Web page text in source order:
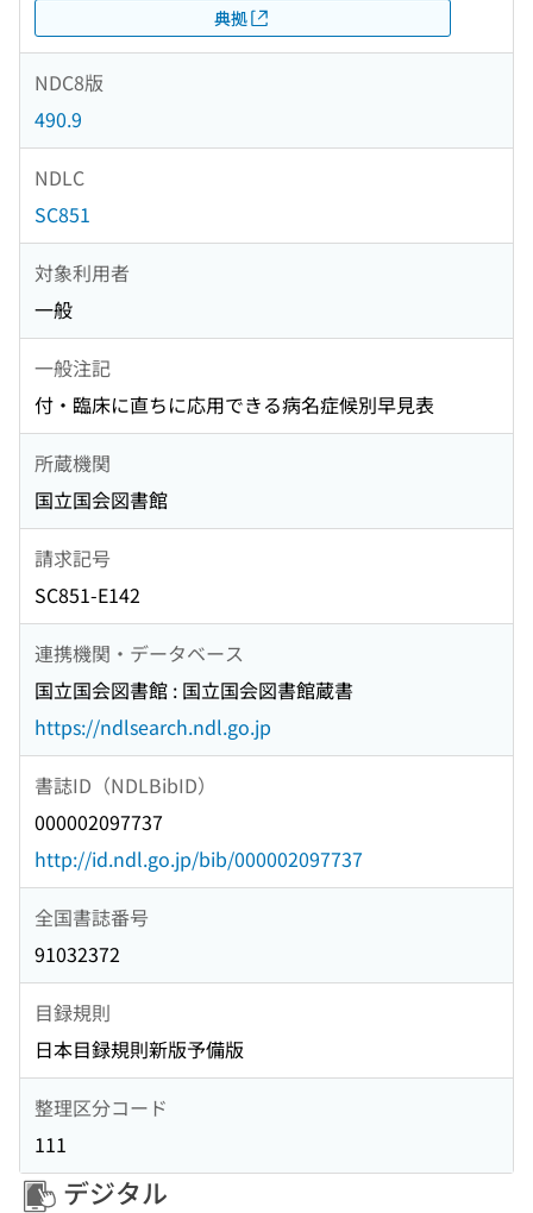
典拠
NDC8版
490.9
NDLC
SC851
対象利用者
一般
一般注記
付・臨床に直ちに応用できる病名症候別早見表
所蔵機関
国立国会図書館
請求記号
SC851-E142
連携機関・データベース
国立国会図書館 : 国立国会図書館蔵書
https://ndlsearch.ndl.go.jp
書誌ID（NDLBibID）
000002097737
http://id.ndl.go.jp/bib/000002097737
全国書誌番号
91032372
目録規則
日本目録規則新版予備版
整理区分コード
111
デジタル